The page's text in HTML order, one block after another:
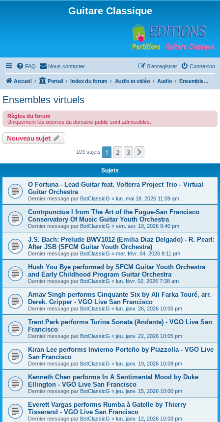
Guitare Classique
FAQ Nous contacter Connexion
S’enregistrer
Accueil Portail Index du forum Audio et vidéo Audio Ensembles virtuels
Ensembles virtuels
Règles du forum
Uniquement les œuvres du domaine public sont admissibles.
Nouveau sujet
103 sujets 1 2 3
Sujets
O Fortuna - Lead Guitar feat. Volterra Project Trio - Virtual
Guitar Orchestra
Dernier message par BotClassicG « lun. mai 18, 2026 11:09 am
Contrpunctus I from The Art of the Fugue-San Francisco
Conservatory Of Music Guitar Youth Orchestra
Dernier message par BotClassicG « ven. avr. 10, 2026 9:40 pm
J.S. Bach: Prelude BWV1012 (Emilia Diaz Delgado) - R. Pearl:
After JSB (SFCM Guitar Youth Orchestra)
Dernier message par BotClassicG « mer. févr. 04, 2026 8:11 pm
Hush You Bye performed by SFCM Guitar Youth Orchestra
and Early Childhood Program Guitar Orchestra
Dernier message par BotClassicG « lun. févr. 02, 2026 7:38 am
Arnav Singh performs Cinquante Six by Ali Farka Touré, arr.
Derek. Gripper - VGO Live San Francisco
Dernier message par BotClassicG « lun. janv. 26, 2026 10:05 pm
Trent Park performs Turina Sonata (Andante) - VGO Live San
Francisco
Dernier message par BotClassicG « jeu. janv. 22, 2026 10:05 pm
Kiran Lee performs Invierno Porteño by Piazzolla - VGO Live
San Francisco
Dernier message par BotClassicG « lun. janv. 19, 2026 10:09 pm
Kenneth Chen performs In A Sentimental Mood by Duke
Ellington - VGO Live San Francisco
Dernier message par BotClassicG « jeu. janv. 15, 2026 10:00 pm
Everett Vargas performs Rumba à Gatelle by Thierry
Tisserand - VGO Live San Francisco
Dernier message par BotClassicG « lun. janv. 12, 2026 10:03 pm